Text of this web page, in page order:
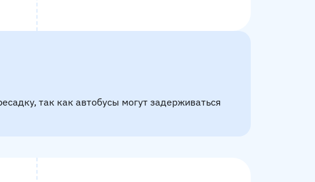
так как автобусы могут задерживаться